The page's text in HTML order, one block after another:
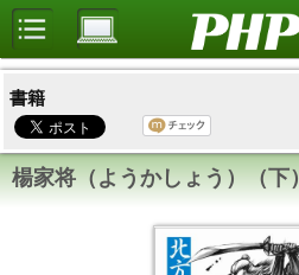
書籍
楊家将（ようかしょう）（下